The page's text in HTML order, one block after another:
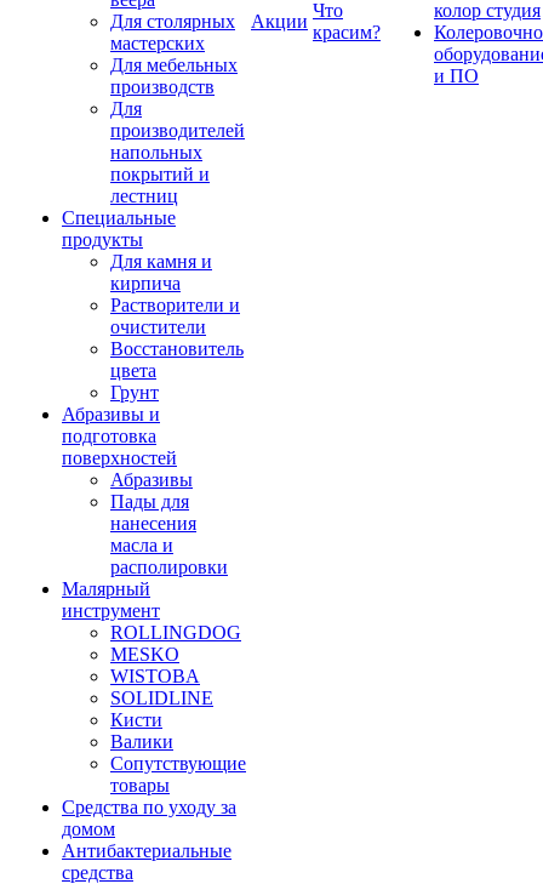
Для столярных
мастерских
Для мебельных
производств
Для
производителей
напольных
покрытий и
лестниц
Специальные
продукты
Для камня и
кирпича
Растворители и
очистители
Восстановитель
цвета
Грунт
Абразивы и
подготовка
поверхностей
Абразивы
Пады для
нанесения
масла и
располировки
Малярный
инструмент
ROLLINGDOG
MESKO
WISTOBA
SOLIDLINE
Кисти
Валики
Сопутствующие
товары
Средства по уходу за
домом
Антибактериальные
средства
Акции
Что
красим?
колор студия
и ПО